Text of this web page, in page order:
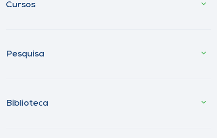
Cursos
Pesquisa
Biblioteca